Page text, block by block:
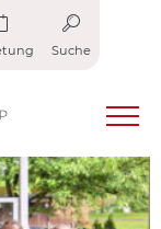
Suche